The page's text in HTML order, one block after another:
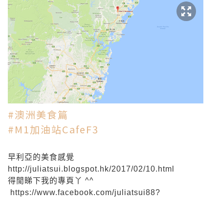
#澳洲美食篇
#M1加油站CafeF3
早利亞的美食感覺
http://juliatsui.blogspot.hk/2017/02/10.html
得閒睇下我的專頁丫 ^^
https://www.facebook.com/juliatsui88?